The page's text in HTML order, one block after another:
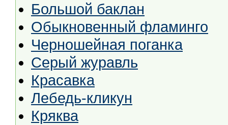
Большой баклан
Обыкновенный фламинго
Черношейная поганка
Серый журавль
Красавка
Лебедь-кликун
Кряква